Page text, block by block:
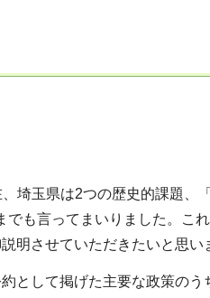
埼玉県は2つの歴史的課題、
も言ってまいりました。こ
明させていただきたいと思い
として掲げた主要な政策のう